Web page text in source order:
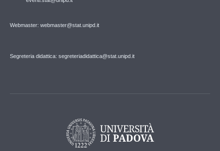
Webmaster: webmaster@stat.unipd.it
Segreteria didattica: segreteriadidattica@stat.unipd.it